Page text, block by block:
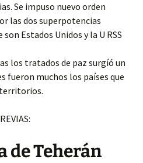
Se impuso nuevo orden
las dos superpotencias
Estados Unidos y la U RSS
los tratados de paz surgíó un
fueron muchos los países que
de Teherán